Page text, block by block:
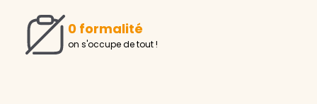
0 formalité
on s'occupe de tout !